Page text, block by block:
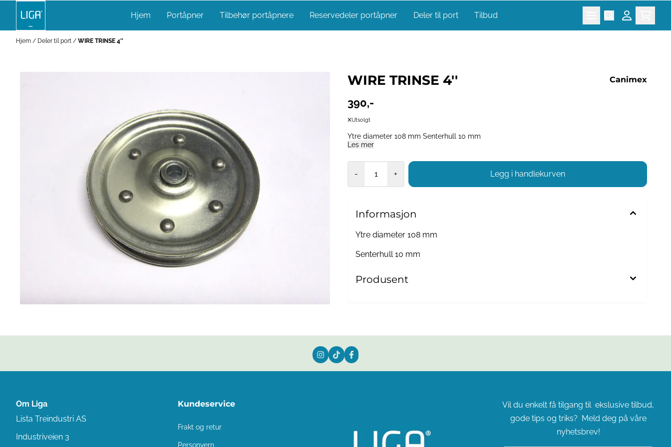
Hopp til innhold
Hjem Portåpner Tilbehør portåpnere Reservedeler portåpner Deler til port Tilbud
Hjem / Deler til port / WIRE TRINSE 4''
WIRE TRINSE 4'' Canimex
390,-
Utsolgt
Ytre diameter 108 mm Senterhull 10 mm
Les mer
- +
Informasjon
Ytre diameter 108 mm
Senterhull 10 mm
Produsent
Om Liga
Lista Treindustri AS
Industriveien 3
Kundeservice
Frakt og retur
Personvern
Vil du enkelt få tilgang til ekslusive tilbud,
gode tips og triks? Meld deg på våre
nyhetsbrev!